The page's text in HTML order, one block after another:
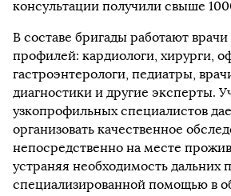
консультации получили свыше
В составе бригады работают
профилей: кардиологи, хирурги,
гастроэнтерологи, педиатры,
диагностики и другие эксперты.
узкопрофильных специалистов
организовать качественное
непосредственно на месте
устраняя необходимость дальних
специализированной помощью в